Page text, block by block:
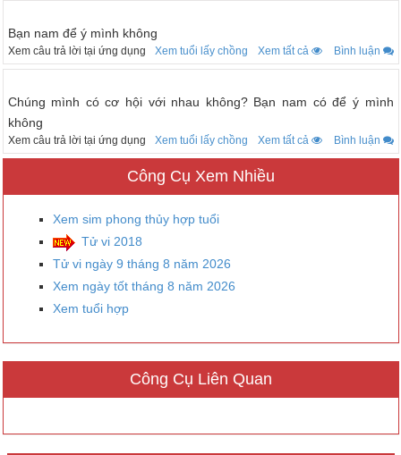
Bạn nam để ý mình không
Xem câu trả lời tại ứng dụng Xem tuổi lấy chồng Xem tất cả Bình luận
Chúng mình có cơ hội với nhau không? Bạn nam có để ý mình
không
Xem câu trả lời tại ứng dụng Xem tuổi lấy chồng Xem tất cả Bình luận
Công Cụ Xem Nhiều
Xem sim phong thủy hợp tuổi
Tử vi 2018
Tử vi ngày 9 tháng 8 năm 2026
Xem ngày tốt tháng 8 năm 2026
Xem tuổi hợp
Công Cụ Liên Quan